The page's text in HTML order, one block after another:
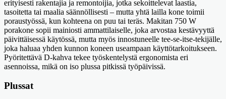
erityisesti rakentajia ja remontoijia, jotka sekoittelevat laastia,
tasoitetta tai maalia säännöllisesti – mutta yhtä lailla kone toimii
poraustyössä, kun kohteena on puu tai teräs. Makitan 750 W
porakone sopii mainiosti ammattilaiselle, joka arvostaa kestävyyttä
päivittäisessä käytössä, mutta myös innostuneelle tee-se-itse-tekijälle,
joka haluaa yhden kunnon koneen useampaan käyttötarkoitukseen.
Pyöritettävä D-kahva tekee työskentelystä ergonomista eri
asennoissa, mikä on iso plussa pitkissä työpäivissä.
Plussat